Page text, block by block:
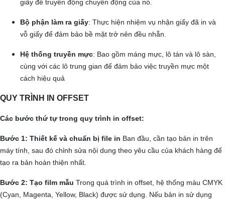
giấy để truyền động chuyển động của nó.
Bộ phận làm ra giấy: Thực hiện nhiệm vụ nhận giấy đã in và
vỗ giấy để đảm bảo bề mặt trở nên đều nhẵn.
Hệ thống truyền mực: Bao gồm máng mực, lô tán và lô sàn,
cùng với các lô trung gian để đảm bảo việc truyền mực một
cách hiệu quả
QUY TRÌNH IN OFFSET
Các bước thứ tự trong quy trình in offset:
Bước 1: Thiết kế và chuẩn bị file in Ban đầu, cần tạo bản in trên
máy tính, sau đó chỉnh sửa nội dung theo yêu cầu của khách hàng để
tạo ra bản hoàn thiện nhất.
Bước 2: Tạo film mẫu Trong quá trình in offset, hệ thống màu CMYK
(Cyan, Magenta, Yellow, Black) được sử dụng. Nếu bản in sử dụng